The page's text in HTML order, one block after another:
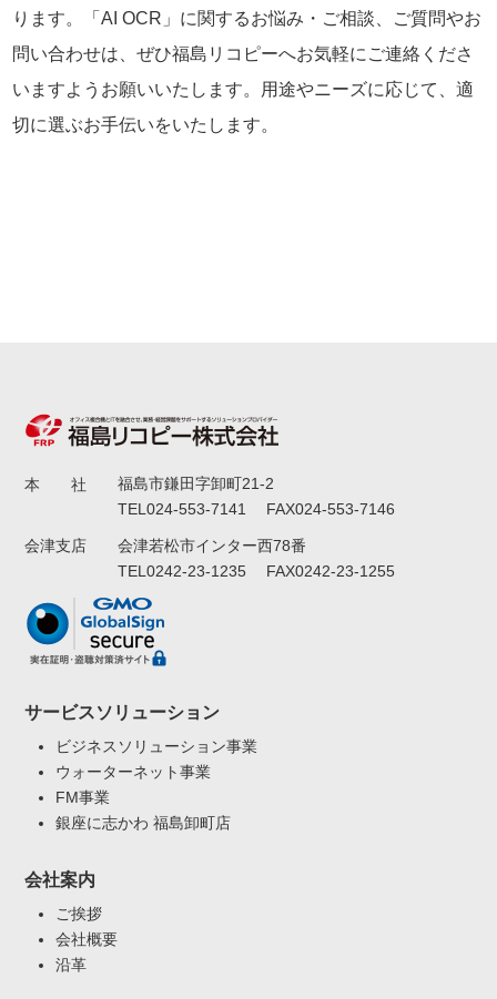
ります。「AI OCR」に関するお悩み・ご相談、ご質問やお
問い合わせは、ぜひ福島リコピーへお気軽にご連絡くださ
いますようお願いいたします。用途やニーズに応じて、適
切に選ぶお手伝いをいたします。
本 社
福島市鎌田字卸町21-2
TEL024-553-7141 FAX024-553-7146
会津支店
会津若松市インター西78番
TEL0242-23-1235 FAX0242-23-1255
サービスソリューション
ビジネスソリューション事業
ウォーターネット事業
FM事業
銀座に志かわ 福島卸町店
会社案内
ご挨拶
会社概要
沿革